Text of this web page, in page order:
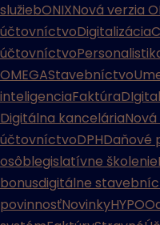
služiebONIXNová verzia
účtovníctvoDigitalizácia
účtovníctvo
OMEGAStavebníctvo
inteligenciaFaktúra
Digitálna kanceláriaNová
účtovníctvoDPHDaňové
osôblegislatívne školenie
bonusdigitálne
povinnosťNovinkyHYPO